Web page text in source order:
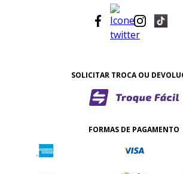
SOLICITAR TROCA OU
FORMAS DE PAGAMENTO